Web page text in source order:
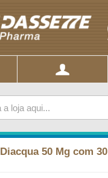
Diacqua 50 Mg com